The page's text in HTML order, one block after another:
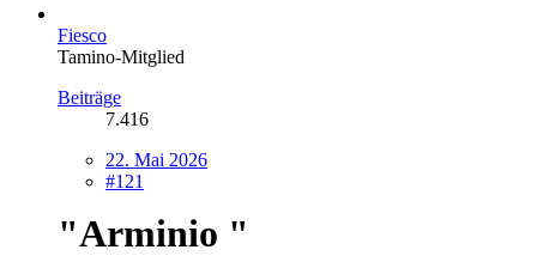
Fiesco
Tamino-Mitglied
Beiträge
7.416
22. Mai 2026
#121
"Arminio "